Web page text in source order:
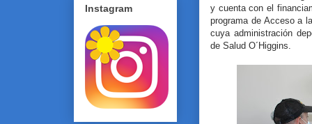
y cuenta con el
programa de Acceso a
cuya administración
de Salud O´Higgins.
Instagram